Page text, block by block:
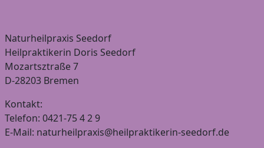
Naturheilpraxis Seedorf
Heilpraktikerin Doris Seedorf
Mozartsztraße 7
D-28203 Bremen
Kontakt:
Telefon: 0421-75 4 2 9
E-Mail: naturheilpraxis@heilpraktikerin-seedorf.de